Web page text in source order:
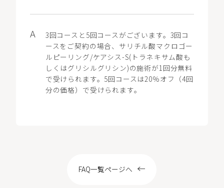
3回コースと5回コースがございます。3回コ
ースをご契約の場合、サリチル酸マクロゴー
ルピーリング/ケアシス-S(トラネキサム酸も
しくはグリシルグリシン)の施術が1回分無料
で受けられます。5回コースは20％オフ（4回
分の価格）で受けられます。
FAQ一覧ページへ
MENU / PRICE
LOCATION
CONTACT